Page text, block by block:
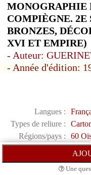
MONOGRAPHIE
COMPIÈGNE. 2E
BRONZES,
XVI ET EMPIRE)
- Auteur:
- Année d'édition:
Langues :
Types de reliure :
Régions/pays :
60
Une